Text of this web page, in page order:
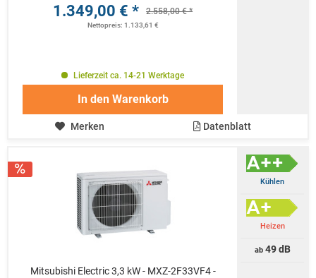
1.349,00 € * 2.558,00 € *
Nettopreis: 1.133,61 €
Lieferzeit ca. 14-21 Werktage
In den Warenkorb
Merken Datenblatt
Mitsubishi Electric 3,3 kW - MXZ-2F33VF4 -
Kühlen
Heizen
ab49 dB